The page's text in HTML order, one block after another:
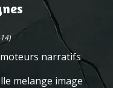
narratifs
melange image